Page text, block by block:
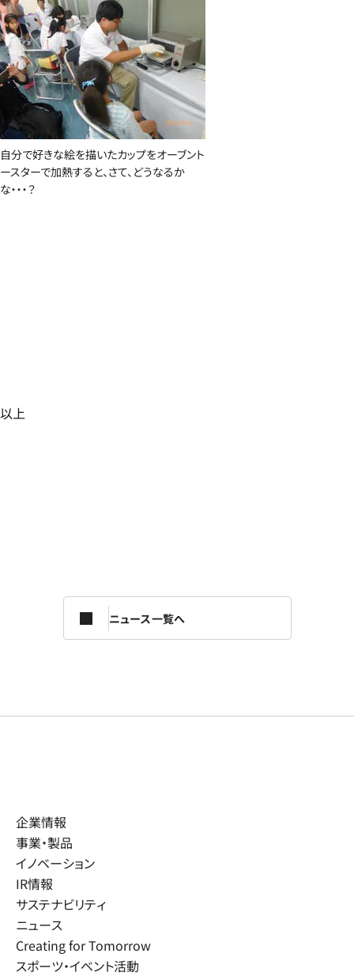
自分で好きな絵を描いたカップをオーブント
ースターで加熱すると、さて、どうなるか
な・・・？
以上
ニュース一覧へ
企業情報
事業・製品
イノベーション
IR情報
サステナビリティ
ニュース
Creating for Tomorrow
スポーツ・イベント活動